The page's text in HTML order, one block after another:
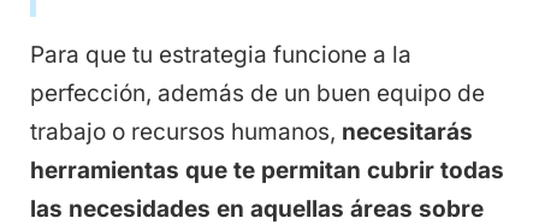
Para que tu estrategia funcione a la
perfección, además de un buen equipo de
trabajo o recursos humanos, necesitarás
herramientas que te permitan cubrir todas
las necesidades en aquellas áreas sobre